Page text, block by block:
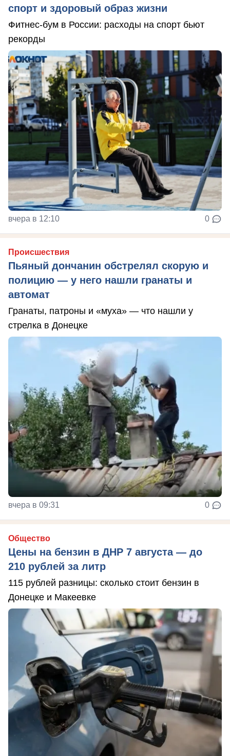
спорт и здоровый образ жизни
Фитнес-бум в России: расходы на спорт бьют
рекорды
вчера в 12:10 0
Происшествия
Пьяный дончанин обстрелял скорую и
полицию — у него нашли гранаты и
автомат
Гранаты, патроны и «муха» — что нашли у
стрелка в Донецке
вчера в 09:31 0
Общество
Цены на бензин в ДНР 7 августа — до
210 рублей за литр
115 рублей разницы: сколько стоит бензин в
Донецке и Макеевке